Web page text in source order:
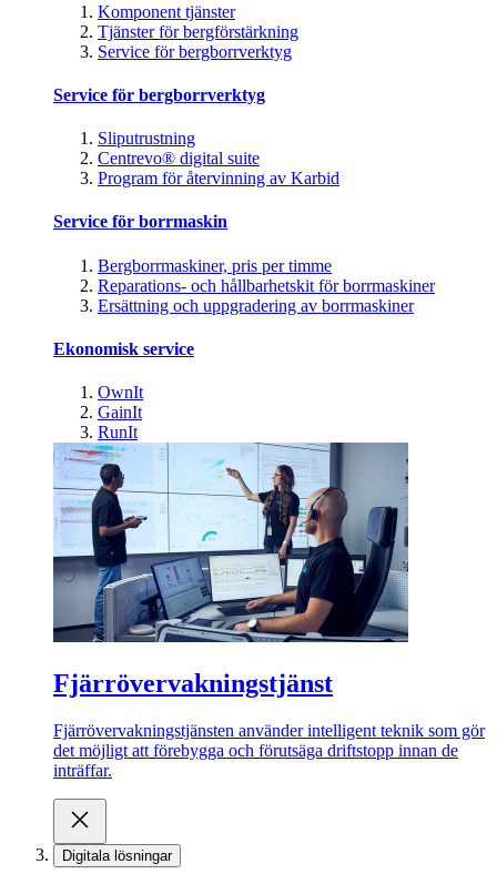
Komponent tjänster
Tjänster för bergförstärkning
Service för bergborrverktyg
Service för bergborrverktyg
Sliputrustning
Centrevo® digital suite
Program för återvinning av Karbid
Service för borrmaskin
Bergborrmaskiner, pris per timme
Reparations- och hållbarhetskit för borrmaskiner
Ersättning och uppgradering av borrmaskiner
Ekonomisk service
OwnIt
GainIt
RunIt
Fjärrövervakningstjänst
Fjärrövervakningstjänsten använder intelligent teknik som gör
det möjligt att förebygga och förutsäga driftstopp innan de
inträffar.
Digitala lösningar